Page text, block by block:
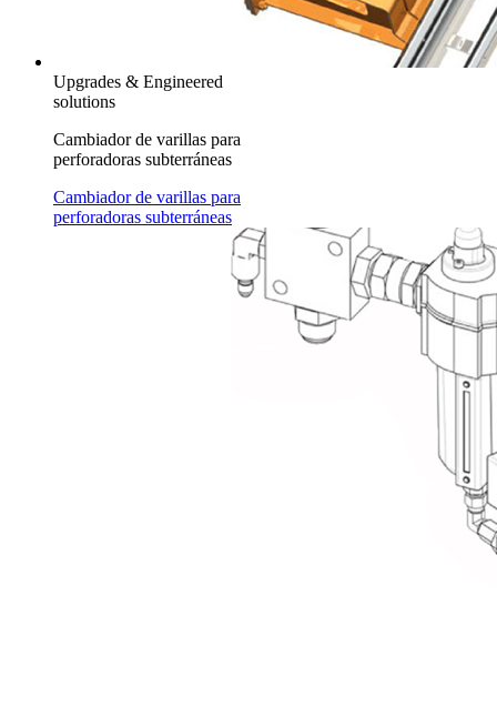
Upgrades & Engineered
solutions
Cambiador de varillas para
perforadoras subterráneas
Cambiador de varillas para
perforadoras subterráneas